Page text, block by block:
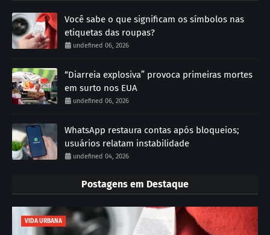
Você sabe o que significam os símbolos nas
etiquetas das roupas?
undefined 06, 2026
“Diarreia explosiva” provoca primeiras mortes
em surto nos EUA
undefined 06, 2026
WhatsApp restaura contas após bloqueios;
usuários relatam instabilidade
undefined 04, 2026
Postagens em Destaque
VIDA URBANA